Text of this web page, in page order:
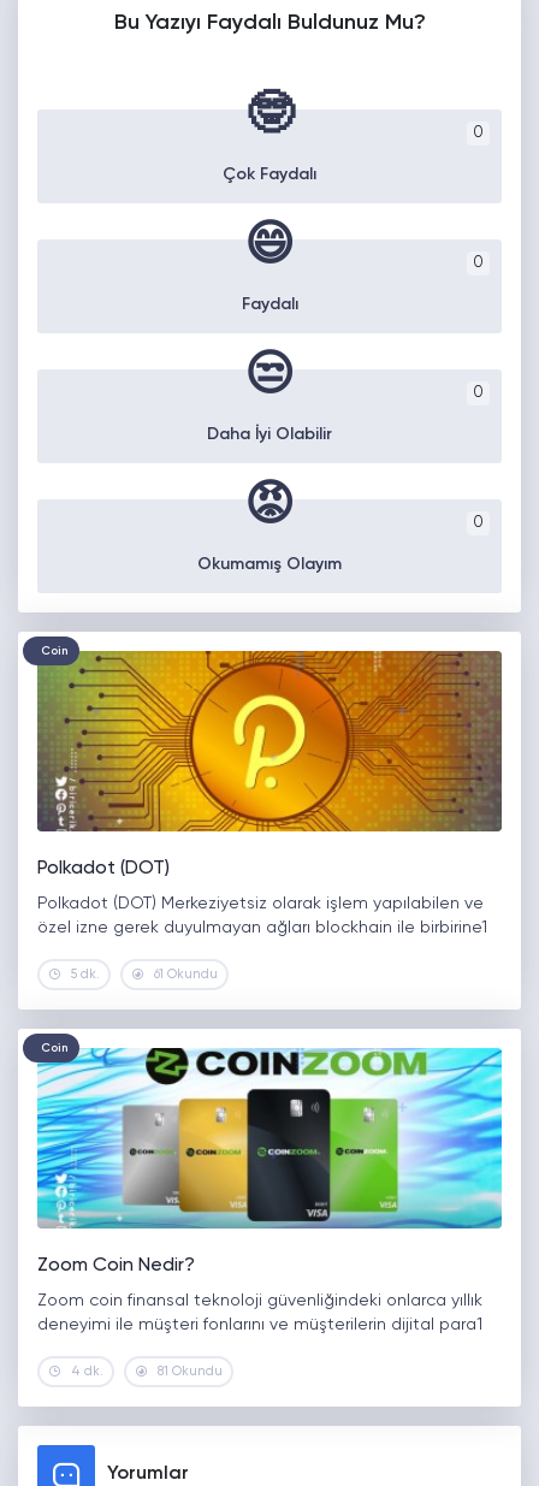
Bu Yazıyı Faydalı Buldunuz Mu?
0
🤓
Çok Faydalı
0
😄
Faydalı
0
😒
Daha İyi Olabilir
0
😡
Okumamış Olayım
Coin
Polkadot (DOT)
Polkadot (DOT) Merkeziyetsiz olarak işlem yapılabilen ve
özel izne gerek duyulmayan ağları blockhain ile birbirine1
5 dk. 61 Okundu
Coin
Zoom Coin Nedir?
Zoom coin finansal teknoloji güvenliğindeki onlarca yıllık
deneyimi ile müşteri fonlarını ve müşterilerin dijital para1
4 dk. 81 Okundu
Yorumlar